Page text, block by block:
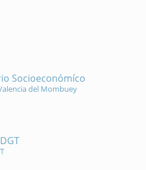
Socioeconómíco
del Mombuey